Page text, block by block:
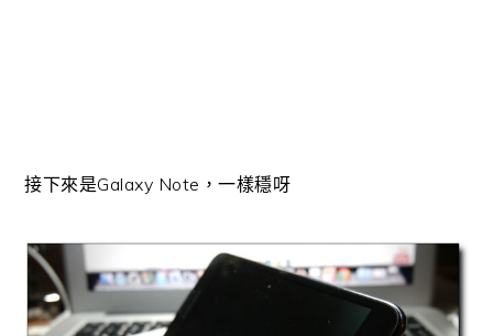
接下來是Galaxy Note，一樣穩呀